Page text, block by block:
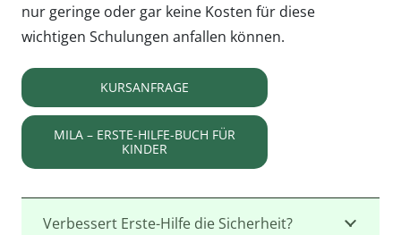
nur geringe oder gar keine Kosten für diese
wichtigen Schulungen anfallen können.
KURSANFRAGE
MILA – ERSTE-HILFE-BUCH FÜR
KINDER
Verbessert Erste-Hilfe die Sicherheit?